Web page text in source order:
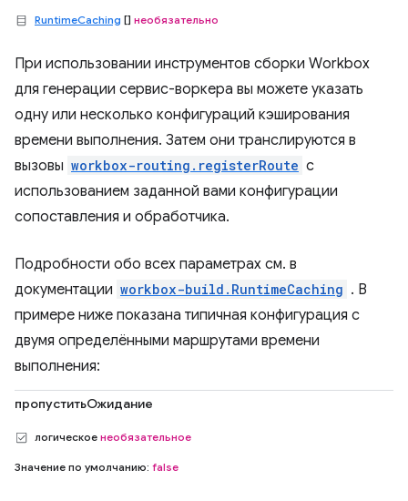
RuntimeCaching [] необязательно
При использовании инструментов сборки Workbox
для генерации сервис-воркера вы можете указать
одну или несколько конфигураций кэширования
времени выполнения. Затем они транслируются в
вызовы workbox-routing.registerRoute с
использованием заданной вами конфигурации
сопоставления и обработчика.
Подробности обо всех параметрах см. в
документации workbox-build.RuntimeCaching . В
примере ниже показана типичная конфигурация с
двумя определёнными маршрутами времени
выполнения:
пропуститьОжидание
логическое необязательное
Значение по умолчанию: false